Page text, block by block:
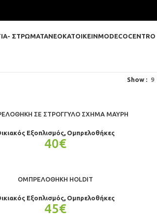
ΣΤΡΩΜΑΤΑΝΕΟΚΑΤΟΙΚΕΙΝMODECO
Show 9
ΣΕ ΣΤΡΟΓΓΥΛΌ ΣΧΉΜΑ ΜΑΎΡΗ
Εξοπλισμός, Ομπρελοθήκες
40€
ΟΜΠΡΕΛΟΘΉΚΗ HOLDIT
Εξοπλισμός, Ομπρελοθήκες
45€